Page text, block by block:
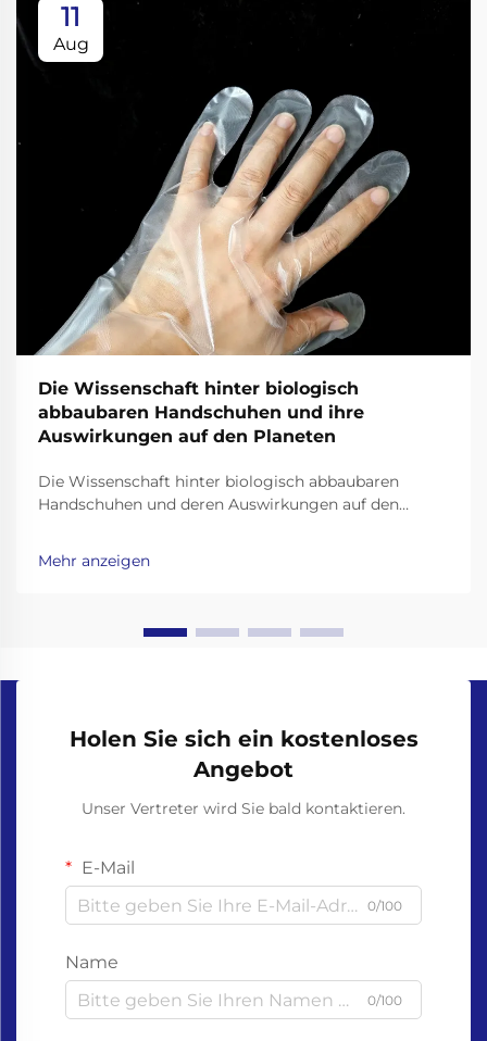
11
Aug
Die Wissenschaft hinter biologisch
abbaubaren Handschuhen und ihre
Auswirkungen auf den Planeten
Die Wissenschaft hinter biologisch abbaubaren
Handschuhen und deren Auswirkungen auf den
sich als vielversprechende Lösung für die
Plastikmüllkrise herauskristallisiert, doch ihre
Mehr anzeigen
Holen Sie sich ein kostenloses
Angebot
Unser Vertreter wird Sie bald kontaktieren.
E-Mail
0/100
Name
0/100